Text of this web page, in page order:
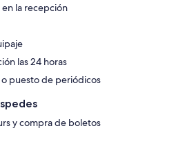
la recepción
las 24 horas
puesto de periódicos
y compra de boletos